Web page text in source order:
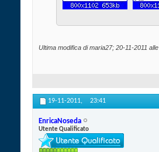
Ultima modifica di maria27; 20-11-2011 alle
19-11-2011, 23:41
EnricaNoseda
Utente Qualificato